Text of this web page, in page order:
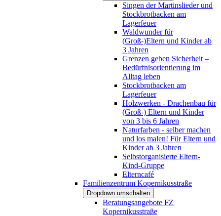
Singen der Martinslieder und
Stockbrotbacken am
Lagerfeuer
Waldwunder für
(Groß-)Eltern und Kinder ab
3 Jahren
Grenzen geben Sicherheit –
Bedürfnisorientierung im
Alltag leben
Stockbrotbacken am
Lagerfeuer
Holzwerken - Drachenbau für
(Groß-) Eltern und Kinder
von 3 bis 6 Jahren
Naturfarben - selber machen
und los malen! Für Eltern und
Kinder ab 3 Jahren
Selbstorganisierte Eltern-
Kind-Gruppe
Elterncafé
Familienzentrum Kopernikusstraße
Dropdown umschalten
Beratungsangebote FZ
Kopernikusstraße